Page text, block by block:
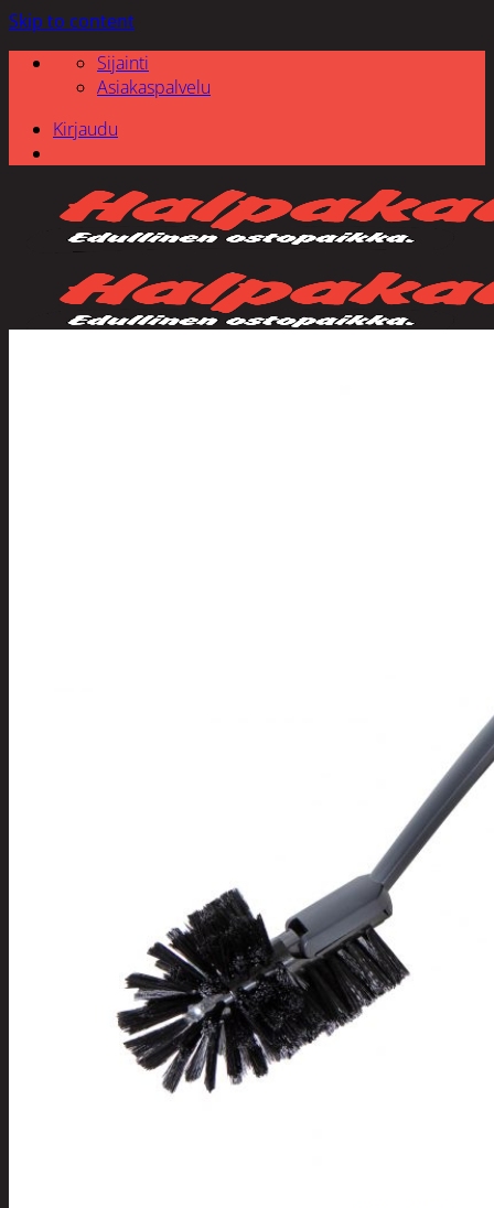
Skip to content
Sijainti
Asiakaspalvelu
Kirjaudu
Kranssit ja
asetelmat
Tontut ja
muut
Joulutekstiilit
Paketointi
Marjastus
Talvi
Päivittäistavarat
Apuvälineet
Hengityssuojaimet ja
desinfiointi